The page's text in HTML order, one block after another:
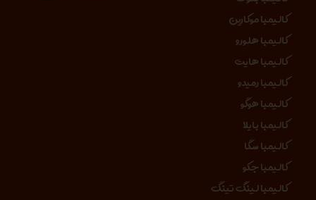
کالیمبا موکارین
کالیمبا هلورو
کالیمبا هایت
کالیمبا رمیدو
کالیمبا هوگو
کالیمبا بایلا
کالیمبا سگا
کالیمبا جکو
کالیمبا لینگ تینگ